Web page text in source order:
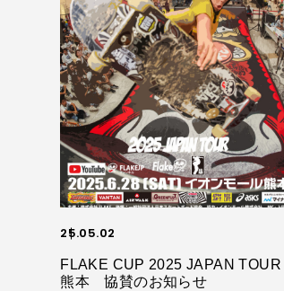
25.05.02
FLAKE CUP 2025 JAPAN TOUR
熊本 協賛のお知らせ